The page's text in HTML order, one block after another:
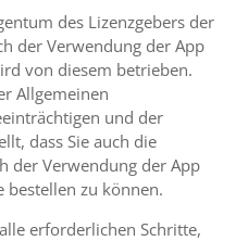
des Lizenzgebers der
der Verwendung der App
von diesem betrieben.
Allgemeinen
und der
dass Sie auch die
der Verwendung der App
bestellen zu können.
erforderlichen Schritte,